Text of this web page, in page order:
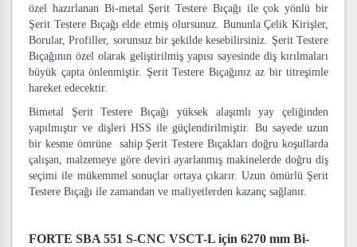
özel hazırlanan Bi-metal Şerit Testere Bıçağı ile çok yönlü bir
Şerit Testere Bıçağı elde etmiş olursunuz. Bununla Çelik Kirişler,
Borular, Profiller, sorunsuz bir şekilde kesebilirsiniz. Şerit Testere
Bıçağının özel olarak geliştirilmiş yapısı sayesinde diş kırılmaları
büyük çapta önlenmiştir. Şerit Testere Bıçağınız az bir titreşimle
hareket edecektir.
Bimetal Şerit Testere Bıçağı yüksek alaşımlı yay çeliğinden
yapılmıştır ve dişleri HSS ile güçlendirilmiştir. Bu sayede uzun
bir kesme ömrüne sahip Şerit Testere Bıçakları doğru koşullarda
çalışan, malzemeye göre deviri ayarlanmış makinelerde doğru diş
seçimi ile mükemmel sonuçlar ortaya çıkarır. Uzun ömürlü Şerit
Testere Bıçağı ile zamandan ve maliyetlerden kazanç sağlanır.
FORTE SBA 551 S-CNC VSCT-L için 6270 mm Bi-